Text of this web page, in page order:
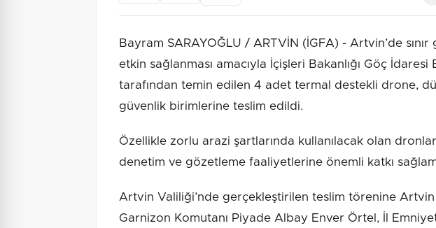
Bayram SARAYOĞLU / ARTVİN (İGFA) - Artvin’de
etkin sağlanması amacıyla İçişleri Bakanlığı Göç İdaresi
tarafından temin edilen 4 adet termal destekli drone,
güvenlik birimlerine teslim edildi.
Özellikle zorlu arazi şartlarında kullanılacak olan
denetim ve gözetleme faaliyetlerine önemli katkı
Artvin Valiliği’nde gerçekleştirilen teslim törenine
Garnizon Komutanı Piyade Albay Enver Örtel, İl